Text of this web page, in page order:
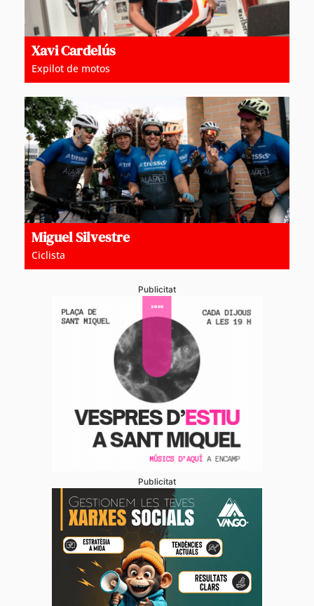
Xavi Cardelús
Expilot de motos
Miguel Silvestre
Ciclista
Publicitat
Publicitat